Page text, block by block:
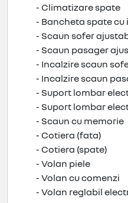
- Climatizare spate
- Bancheta spate cu
- Scaun sofer
- Scaun pasager
- Incalzire scaun
- Incalzire scaun
- Suport lombar
- Suport lombar
- Scaun cu memorie
- Cotiera (fata)
- Cotiera (spate)
- Volan piele
- Volan cu comenzi
- Volan reglabil